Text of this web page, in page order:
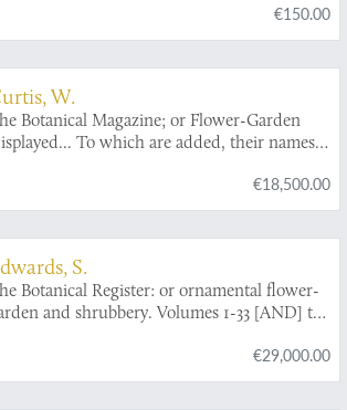
Maatschappij voor Tuinbouw
Plantkunde. Met 5 platen.
€150.00
W.
Botanical Magazine; or Flower-Garden
To which are added, their names,
to the celebrated Linnaeus; their
of growth, and times of flowering:
gentlemen, and gardeners, as wish to
scientifically acquainted with the
they cultivate. Volumes 1-53 and index.
€18,500.00
S.
Botanical Register: or ornamental flower-
and shrubbery. Volumes 1-33 [AND] the
and sketch of the vegetation of the Swan
colony in Australia. [All published].
€29,000.00